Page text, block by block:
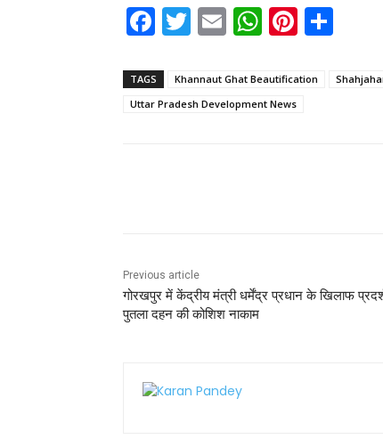
F
a
c
e
T
w
itt
er
E
m
ai
l
W
h
a
ts
Pi
nt
er ar
TAGS Khannaut Ghat Beautification
Uttar Pradesh Development News
Previous article
गोरखपुर में केंद्रीय मंत्री धर्मेंद्र प्रधान के खिलाफ
पुतला दहन की कोशिश नाकाम